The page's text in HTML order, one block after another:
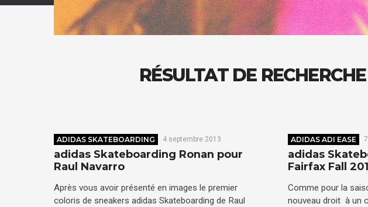
RÉSULTAT DE
ADIDAS SKATEBOARDING 4 septembre 2013
adidas Skateboarding Ronan pour
Raul Navarro
Après vous avoir présenté en images le premier
coloris de sneakers adidas Skateboarding de Raul
ADIDAS ADI EASE
adidas
Fairfax Fall
Comme pour la
nouveau droit à un